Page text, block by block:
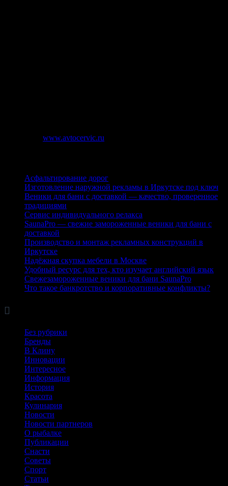
www.avtocervic.ru
Асфальтирование дорог
Изготовление наружной рекламы в Иркутске под ключ
Веники для бани с доставкой — качество, проверенное
традициями
Сервис индивидуального релакса
SaunaPro — свежие замороженные веники для бани с
доставкой
Производство и монтаж рекламных конструкций в
Иркутске
Надёжная скупка мебели в Москве
Удобный ресурс для тех, кто изучает английский язык
Свежезамороженные веники для бани SaunaPro
Что такое банкротство и корпоративные конфликты?

Без рубрики
Бренды
В Клину
Инновации
Интересное
Информация
История
Красота
Кулинария
Новости
Новости партнеров
О рыбалке
Публикации
Снасти
Советы
Спорт
Статьи